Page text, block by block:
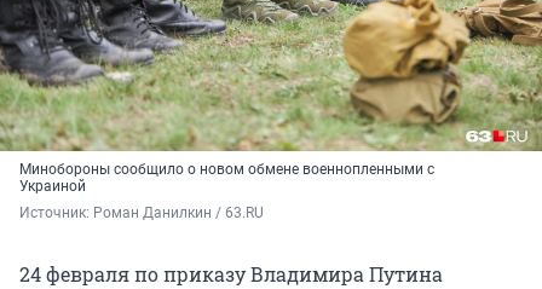
Минобороны сообщило о новом обмене военнопленными с
Украиной
Источник: Роман Данилкин / 63.RU
24 февраля по приказу Владимира Путина